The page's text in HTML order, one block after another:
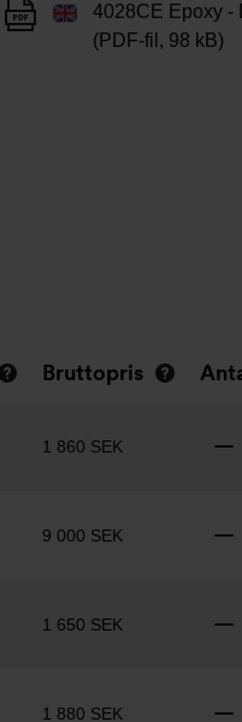
4028CE Epoxy -
(PDF-fil, 98 kB)
Bruttopris
1 860 SEK
9 000 SEK
1 650 SEK
1 880 SEK